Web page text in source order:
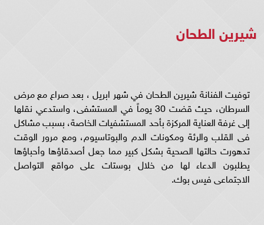
شيرين الطحان
توفيت الفنانة شيرين الطحان في شهر ابريل ، بعد صراع مع مرض
السرطان، حيث قضت 30 يوماً في المستشفى، واستدعي نقلها
إلى غرفة العناية المركزة بأحد المستشفيات الخاصة، بسبب مشاكل
فى القلب والرئة ومكونات الدم والبوتاسيوم، ومع مرور الوقت
تدهورت حالتها الصحية بشكل كبير مما جعل أصدقاؤها وأحباؤها
يطلبون الدعاء لها من خلال بوستات على مواقع التواصل
الاجتماعى فيس بوك.